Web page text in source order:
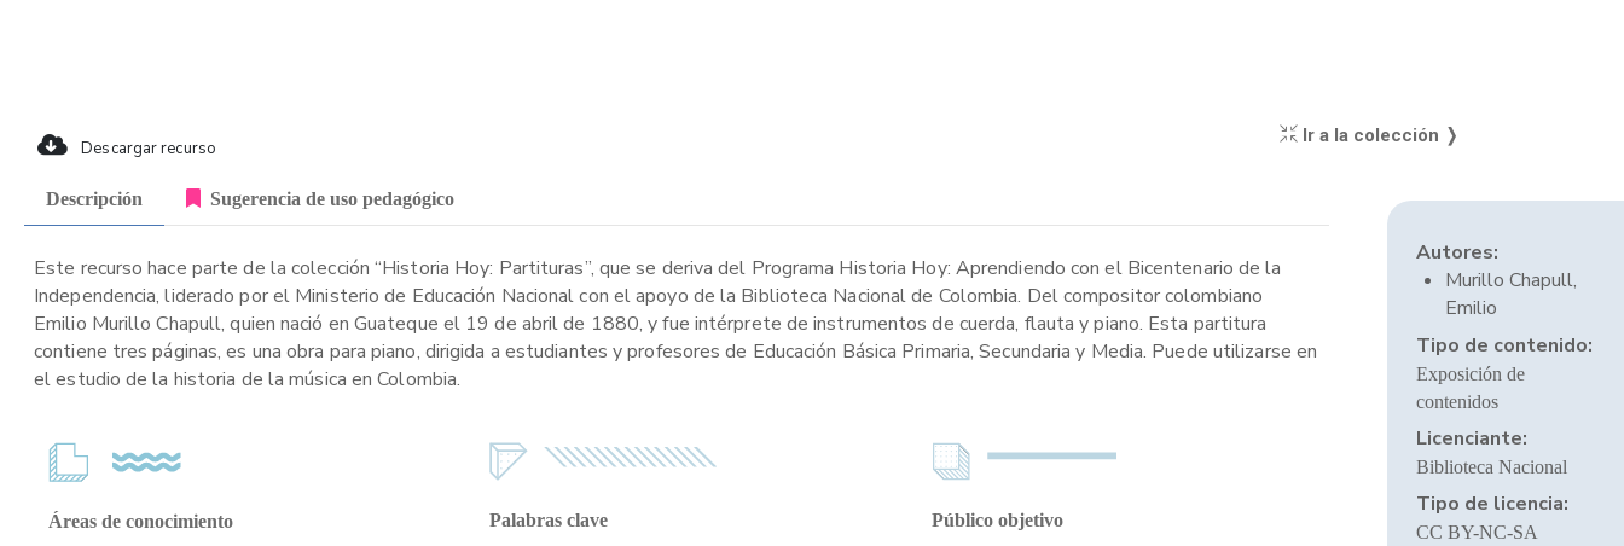
Descargar recurso
Ir a la colección ❭
Descripción Sugerencia de uso pedagógico
Este recurso hace parte de la colección “Historia Hoy: Partituras”, que se deriva del Programa Historia Hoy: Aprendiendo con el Bicentenario de la
Independencia, liderado por el Ministerio de Educación Nacional con el apoyo de la Biblioteca Nacional de Colombia. Del compositor colombiano
Emilio Murillo Chapull, quien nació en Guateque el 19 de abril de 1880, y fue intérprete de instrumentos de cuerda, flauta y piano. Esta partitura
contiene tres páginas, es una obra para piano, dirigida a estudiantes y profesores de Educación Básica Primaria, Secundaria y Media. Puede utilizarse en
el estudio de la historia de la música en Colombia.
Áreas de conocimiento Palabras clave Público objetivo
Autores:
Murillo Chapull,
Emilio
Tipo de contenido:
Exposición de
contenidos
Licenciante:
Biblioteca Nacional
Tipo de licencia:
CC BY-NC-SA